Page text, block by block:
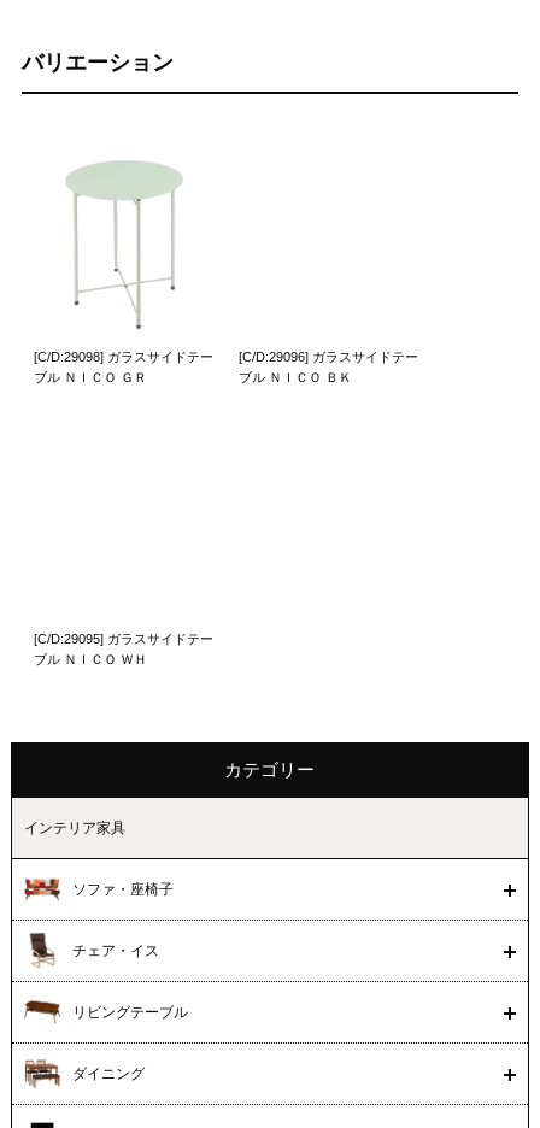
バリエーション
[C/D:29098] ガラスサイドテー
ブル ＮＩＣＯ ＧＲ
[C/D:29096] ガラスサイドテー
ブル ＮＩＣＯ ＢＫ
[C/D:29095] ガラスサイドテー
ブル ＮＩＣＯ ＷＨ
カテゴリー
インテリア家具
ソファ・座椅子
チェア・イス
リビングテーブル
ダイニング